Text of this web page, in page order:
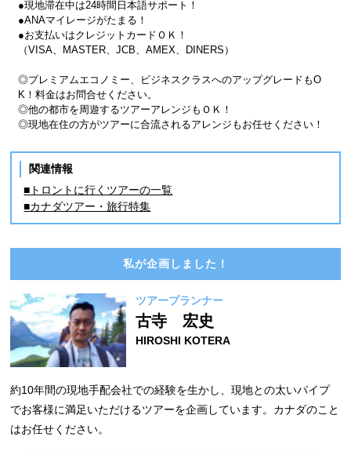
●現地滞在中は24時間日本語サポート！
●ANAマイレージがたまる！
●お支払いはクレジットカードＯＫ！
（VISA、MASTER、JCB、AMEX、DINERS）
◎プレミアムエコノミー、ビジネスクラスへのアップグレードもO
K！料金はお問合せください。
◎他の都市を周遊するツアーアレンジもＯＫ！
◎現地在住の方がツアーに合流されるアレンジもお任せください！
関連情報
■トロントに行くツアーの一覧
■カナダツアー・旅行特集
私が企画しました！
ツアープランナー
古寺 宏史
HIROSHI KOTERA
約10年間の現地手配会社での経験を生かし、現地との太いパイプ
でお客様に満足いただけるツアーを企画しています。カナダのこと
はお任せください。